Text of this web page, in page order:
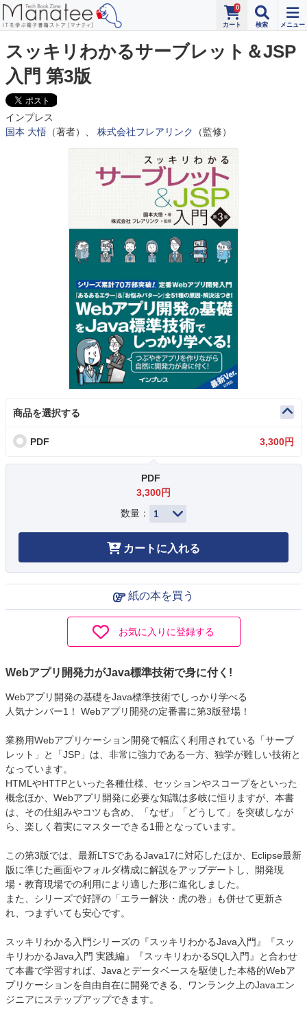
0
スッキリわかるサーブレット＆JSP
入門 第3版
インプレス
国本 大悟 （著者）、 株式会社フレアリンク （監修）
商品を選択する
PDF 3,300円
PDF
3,300円
数量：
カートに入れる
紙の本を買う
お気に入りに登録する
Webアプリ開発力がJava標準技術で身に付く!
Webアプリ開発の基礎をJava標準技術でしっかり学べる
人気ナンバー1！ Webアプリ開発の定番書に第3版登場！
業務用Webアプリケーション開発で幅広く利用されている「サーブ
レット」と「JSP」は、非常に強力である一方、独学が難しい技術と
なっています。
HTMLやHTTPといった各種仕様、セッションやスコープをといった
概念ほか、Webアプリ開発に必要な知識は多岐に恒りますが、本書
は、その仕組みやコツも含め、「なぜ」「どうして」を突破しなが
ら、楽しく着実にマスターできる1冊となっています。
この第3版では、最新LTSであるJava17に対応したほか、Eclipse最新
版に準じた画面やフォルダ構成に解説をアップデートし、開発現
場・教育現場での利用により適した形に進化しました。
また、シリーズで好評の「エラー解決・虎の巻」も併せて更新さ
れ、つまずいても安心です。
スッキリわかる入門シリーズの『スッキリわかるJava入門』『スッ
キリわかるJava入門 実践編』『スッキリわかるSQL入門』と合わせ
て本書で学習すれば、Javaとデータベースを駆使した本格的Webア
プリケーションを自由自在に開発できる、ワンランク上のJavaエン
ジニアにステップアップできます。